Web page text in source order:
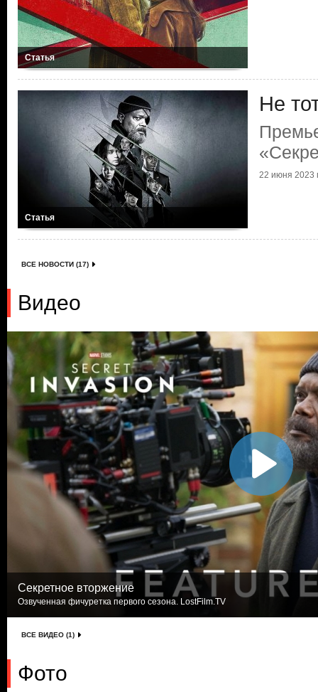
Статья
Статья
Не
22 июня 2023
ВСЕ НОВОСТИ (17)
Видео
Секретное вторжение
Озвученная фичуретка первого сезона. LostFilm.TV
ВСЕ ВИДЕО (1)
Фото